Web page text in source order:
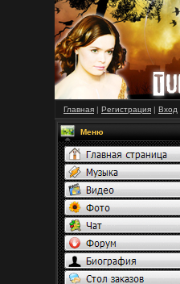
Главная | Регистрация | Вход
Меню